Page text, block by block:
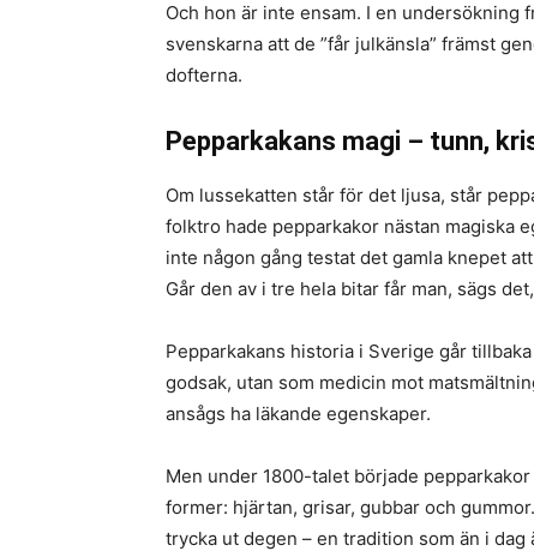
Och hon är inte ensam. I en
svenskarna att de ”får julkänsla” främst
dofterna.
Pepparkakans magi – tunn,
Om lussekatten står för det ljusa, står
folktro hade pepparkakor nästan magiska
inte någon gång testat det gamla knepet
Går den av i tre hela bitar får man, sägs
Pepparkakans historia i Sverige går
godsak, utan som medicin mot
ansågs ha läkande egenskaper.
Men under 1800-talet började
former: hjärtan, grisar, gubbar och
trycka ut degen – en tradition som än i